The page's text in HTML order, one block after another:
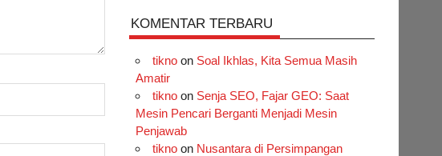
KOMENTAR TERBARU
tiknoon Soal Ikhlas, Kita Semua Masih
Amatir
tiknoon Senja SEO, Fajar GEO: Saat
Mesin Pencari Berganti Menjadi Mesin
Penjawab
tiknoon Nusantara di Persimpangan